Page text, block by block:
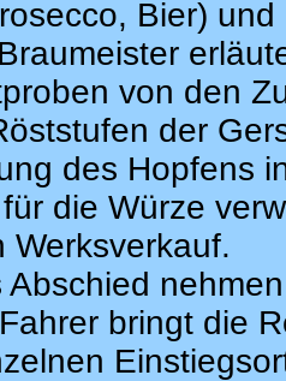
Bier)
von den
der
des Hopfens
die Würze
Werksverkauf.
bringt die